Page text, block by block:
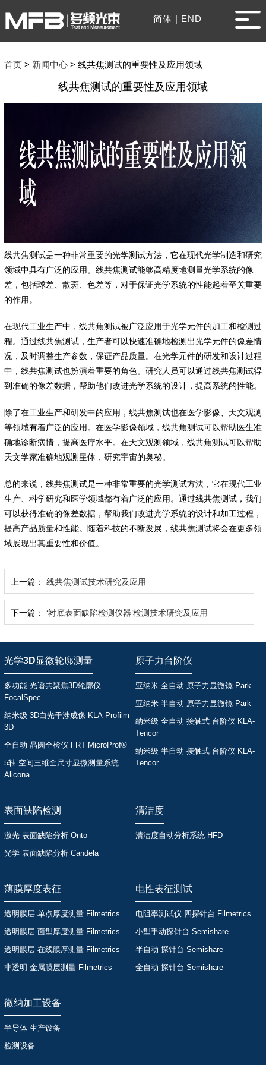
简体 | END
首页> 新闻中心> 线共焦测试的重要性及应用领域
线共焦测试的重要性及应用领域
线共焦测试是一种非常重要的光学测试方法，它在现代光学制造和研究
领域中具有广泛的应用。线共焦测试能够高精度地测量光学系统的像
差，包括球差、散斑、色差等，对于保证光学系统的性能起着至关重要
的作用。
在现代工业生产中，线共焦测试被广泛应用于光学元件的加工和检测过
程。通过线共焦测试，生产者可以快速准确地检测出光学元件的像差情
况，及时调整生产参数，保证产品质量。在光学元件的研发和设计过程
中，线共焦测试也扮演着重要的角色。研究人员可以通过线共焦测试得
到准确的像差数据，帮助他们改进光学系统的设计，提高系统的性能。
除了在工业生产和研发中的应用，线共焦测试也在医学影像、天文观测
等领域有着广泛的应用。在医学影像领域，线共焦测试可以帮助医生准
确地诊断病情，提高医疗水平。在天文观测领域，线共焦测试可以帮助
天文学家准确地观测星体，研究宇宙的奥秘。
总的来说，线共焦测试是一种非常重要的光学测试方法，它在现代工业
生产、科学研究和医学领域都有着广泛的应用。通过线共焦测试，我们
可以获得准确的像差数据，帮助我们改进光学系统的设计和加工过程，
提高产品质量和性能。随着科技的不断发展，线共焦测试将会在更多领
域展现出其重要性和价值。
上一篇： 线共焦测试技术研究及应用
下一篇： ‘衬底表面缺陷检测仪器’检测技术研究及应用
光学3D显微轮廓测量
多功能 光谱共聚焦3D轮廓仪
FocalSpec
纳米级 3D白光干涉成像 KLA-Profilm
3D
全自动 晶圆全检仪 FRT MicroProf®
5轴 空间三维全尺寸显微测量系统
Alicona
原子力台阶仪
亚纳米 全自动 原子力显微镜 Park
亚纳米 半自动 原子力显微镜 Park
纳米级 全自动 接触式 台阶仪 KLA-
Tencor
纳米级 半自动 接触式 台阶仪 KLA-
Tencor
表面缺陷检测
激光 表面缺陷分析 Onto
光学 表面缺陷分析 Candela
清洁度
清洁度自动分析系统 HFD
薄膜厚度表征
透明膜层 单点厚度测量 Filmetrics
透明膜层 面型厚度测量 Filmetrics
透明膜层 在线膜厚测量 Filmetrics
非透明 金属膜层测量 Filmetrics
电性表征测试
电阻率测试仪 四探针台 Filmetrics
小型手动探针台 Semishare
半自动 探针台 Semishare
全自动 探针台 Semishare
微纳加工设备
半导体 生产设备
检测设备